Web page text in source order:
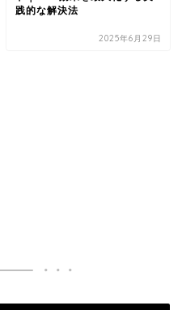
践的な解決法
2025年6月29日